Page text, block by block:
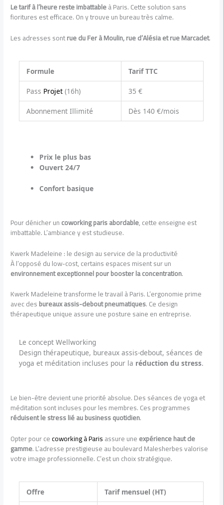
Le tarif à l’heure reste imbattableà Paris. Cette solution sans
fioritures est efficace. On y trouve un bureau très calme.
Les adresses sontrue du Fer à Moulin, rue d’Alésia et rue Marcadet.
Formule Tarif TTC
Pass Projet(16h) 35 €
Abonnement Illimité Dès 140 €/mois
Prix le plus bas
Ouvert 24/7
Confort basique
Pour dénicher uncoworking paris abordable, cette enseigne est
imbattable. L’ambiance y est studieuse.
Kwerk Madeleine : le design au service de la productivité
À l’opposé du low-cost, certains espaces misent sur un
environnement exceptionnel pour booster la concentration.
Kwerk Madeleine transforme le travail à Paris. L’ergonomie prime
avec desbureaux assis-debout pneumatiques. Ce design
thérapeutique unique assure une posture saine en entreprise.
Le concept Wellworking
Design thérapeutique, bureaux assis-debout, séances de
yoga et méditation incluses pour la réduction du stress.
Le bien-être devient une priorité absolue. Des séances de yoga et
méditation sont incluses pour les membres. Ces programmes
réduisent le stress lié au business quotidien.
Opter pour cecoworking à Parisassure uneexpérience haut de
gamme. L’adresse prestigieuse au boulevard Malesherbes valorise
votre image professionnelle. C’est un choix stratégique.
Offre Tarif mensuel (HT)